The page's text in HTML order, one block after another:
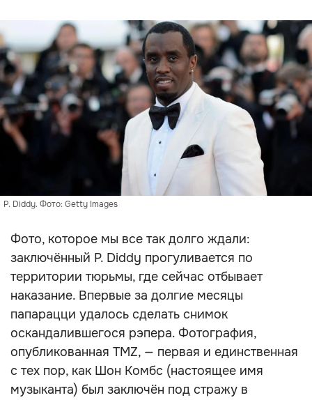
P. Diddy. Фото: Getty Images
Фото, которое мы все так долго ждали:
заключённый P. Diddy прогуливается по
территории тюрьмы, где сейчас отбывает
наказание. Впервые за долгие месяцы
папарацци удалось сделать снимок
оскандалившегося рэпера. Фотография,
опубликованная TMZ, — первая и единственная
с тех пор, как Шон Комбс (настоящее имя
музыканта) был заключён под стражу в